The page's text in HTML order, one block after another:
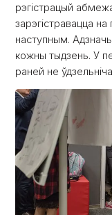
рэгістрацый
зарэгістравацца
наступным.
кожны тыдзень. У
раней не